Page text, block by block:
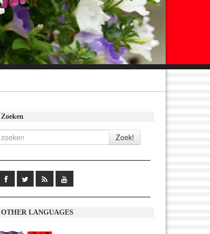
Zoeken
OTHER LANGUAGES